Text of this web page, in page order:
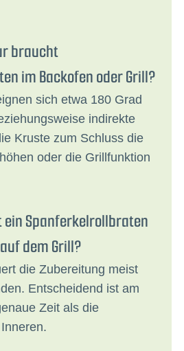
braucht
im Backofen oder Grill?
sich etwa 180 Grad
indirekte
Kruste zum Schluss die
oder die Grillfunktion
ein Spanferkelrollbraten
dem Grill?
die Zubereitung meist
Entscheidend ist am
Zeit als die